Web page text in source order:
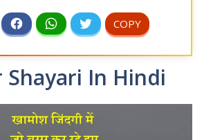
Shayari In Hindi